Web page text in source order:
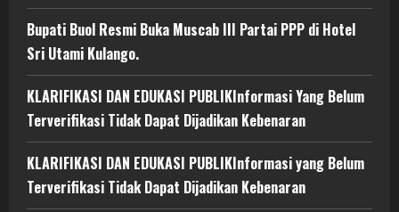
Bupati Buol Resmi Buka Muscab III Partai PPP di Hotel
Sri Utami Kulango.
KLARIFIKASI DAN EDUKASI PUBLIKInformasi Yang Belum
Terverifikasi Tidak Dapat Dijadikan Kebenaran
KLARIFIKASI DAN EDUKASI PUBLIKInformasi yang Belum
Terverifikasi Tidak Dapat Dijadikan Kebenaran